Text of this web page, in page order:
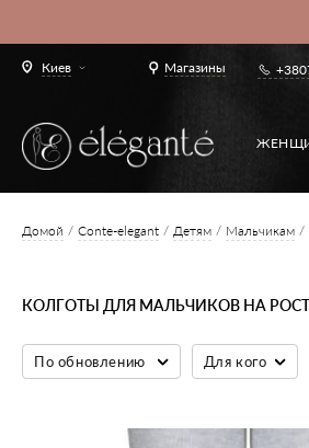
Киев Магазины
Домой Conte-elegant Детям Мальчикам
КОЛГОТЫ ДЛЯ МАЛЬЧИКОВ НА РОСТ
По обновлению Для кого